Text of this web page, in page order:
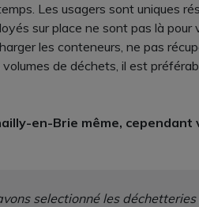
Les usagers sont uniques
sur place ne sont pas là
les conteneurs, ne pas
de déchets, il est
en-Brie même,
selectionné les déchetteries